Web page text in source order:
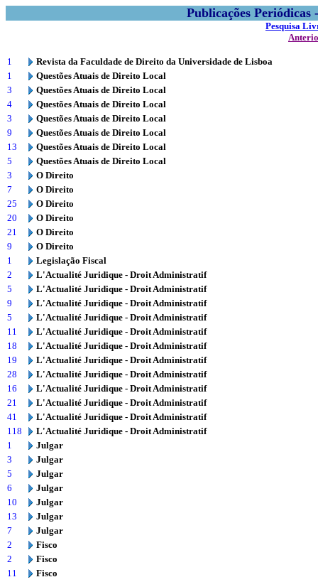
Publicações
Pesquisa
1
Revista da Faculdade de Direito da Universidade de Lisboa
1
Questões Atuais de Direito Local
3
Questões Atuais de Direito Local
4
Questões Atuais de Direito Local
3
Questões Atuais de Direito Local
9
Questões Atuais de Direito Local
13
Questões Atuais de Direito Local
5
Questões Atuais de Direito Local
3
O Direito
7
O Direito
25
O Direito
20
O Direito
21
O Direito
9
O Direito
1
Legislação Fiscal
2
L'Actualité Juridique - Droit Administratif
5
L'Actualité Juridique - Droit Administratif
9
L'Actualité Juridique - Droit Administratif
5
L'Actualité Juridique - Droit Administratif
11
L'Actualité Juridique - Droit Administratif
18
L'Actualité Juridique - Droit Administratif
19
L'Actualité Juridique - Droit Administratif
28
L'Actualité Juridique - Droit Administratif
16
L'Actualité Juridique - Droit Administratif
21
L'Actualité Juridique - Droit Administratif
41
L'Actualité Juridique - Droit Administratif
118
L'Actualité Juridique - Droit Administratif
1
Julgar
3
Julgar
5
Julgar
6
Julgar
10
Julgar
13
Julgar
7
Julgar
2
Fisco
2
Fisco
11
Fisco